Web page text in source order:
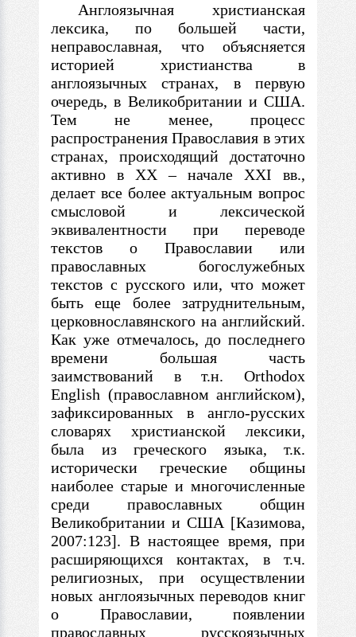
Англоязычная христианская
лексика, по большей части,
неправославная, что объясняется
историей христианства в
англоязычных странах, впервую
очередь, в Великобритании и США.
Тем не менее, процесс
распространения Православия в этих
странах, происходящий достаточно
активно в XX –начале XXI вв.,
делает все более актуальным вопрос
смысловой и лексической
эквивалентности при переводе
текстов о Православии или
православных богослужебных
текстов с русского или, что может
быть еще более затруднительным,
церковнославянского на английский.
Как уже отмечалось, до последнего
времени большая часть
заимствований
вт.н. Orthodox
English (православном английском),
зафиксированных в англо-русских
словарях христианской лексики,
была из греческого языка, т.к.
исторически греческие общины
наиболее старые и многочисленные
среди православных общин
Великобритании и США [Казимова,
2007:123]. В настоящее время, при
расширяющихся контактах, вт.ч.
религиозных, при осуществлении
новых англоязычных переводов книг
о Православии, появлении
православных русскоязычных